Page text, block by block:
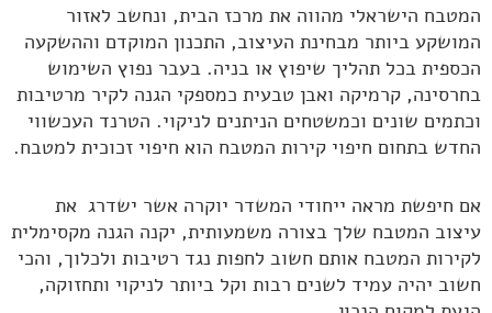
המטבח הישראלי מהווה את מרכז הבית, ונחשב לאזור
המושקע ביותר מבחינת העיצוב, התכנון המוקדם וההשקעה
הכספית בכל תהליך שיפוץ או בניה. בעבר נפוץ השימוש
בחרסינה, קרמיקה ואבן טבעית כמספקי הגנה לקיר מרטיבות
וכתמים שונים וכמשטחים הניתנים לניקוי. הטרנד העכשווי
החדש בתחום חיפוי קירות המטבח הוא חיפוי זכוכית למטבח.
אם חיפשת מראה ייחודי המשדר יוקרה אשר ישדרג את
עיצוב המטבח שלך בצורה משמעותית, יקנה הגנה מקסימלית
לקירות המטבח אותם חשוב לחפות נגד רטיבות ולכלוך, והכי
חשוב יהיה עמיד לשנים רבות וקל ביותר לניקוי ותחזוקה,